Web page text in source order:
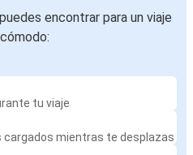
encontrar para un viaje
tu viaje
mientras te desplazas